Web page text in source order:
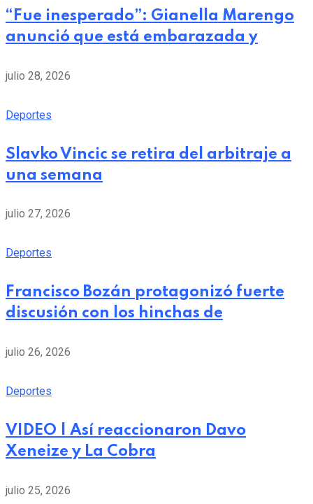
“Fue inesperado”: Gianella Marengo
anunció que está embarazada y
julio 28, 2026
Deportes
Slavko Vincic se retira del arbitraje a
una semana
julio 27, 2026
Deportes
Francisco Bozán protagonizó fuerte
discusión con los hinchas de
julio 26, 2026
Deportes
VIDEO | Así reaccionaron Davo
Xeneize y La Cobra
julio 25, 2026